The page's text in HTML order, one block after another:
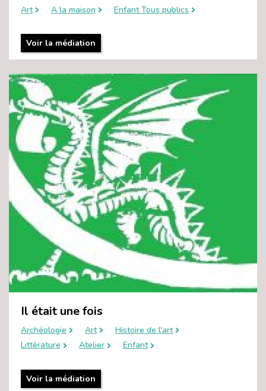
Art A la maison Enfant Tous publics
Voir la médiation
Il était une fois
Archéologie Art
Histoire de l'art
Littérature
Atelier Enfant
Voir la médiation